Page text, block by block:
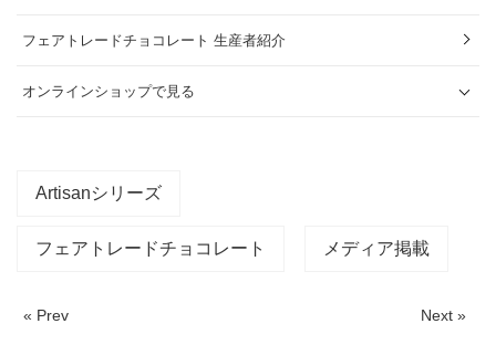
フェアトレードチョコレート 生産者紹介
オンラインショップで見る
Artisanシリーズ
フェアトレードチョコレート メディア掲載
« Prev Next »